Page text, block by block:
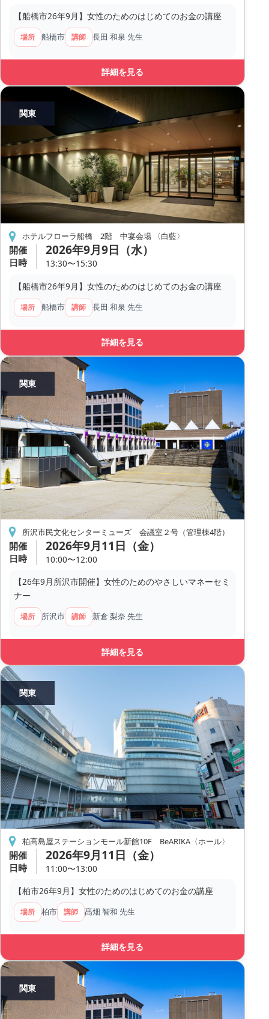
【船橋市26年9月】女性のためのはじめてのお金の講座
場所 船橋市 講師 長田 和泉 先生
詳細を見る
関東
ホテルフローラ船橋 2階 中宴会場 〈白藍〉
開催
日時
2026年9月9日（水）
13:30〜15:30
【船橋市26年9月】女性のためのはじめてのお金の講座
場所 船橋市 講師 長田 和泉 先生
詳細を見る
関東
所沢市民文化センターミューズ 会議室２号（管理棟4階）
開催
日時
2026年9月11日（金）
10:00〜12:00
【26年9月所沢市開催】女性のためのやさしいマネーセミ
ナー
場所 所沢市 講師 新倉 梨奈 先生
詳細を見る
関東
柏高島屋ステーションモール新館10F BeARIKA〈ホール〉
開催
日時
2026年9月11日（金）
11:00〜13:00
【柏市26年9月】女性のためのはじめてのお金の講座
場所 柏市 講師 髙畑 智和 先生
詳細を見る
関東